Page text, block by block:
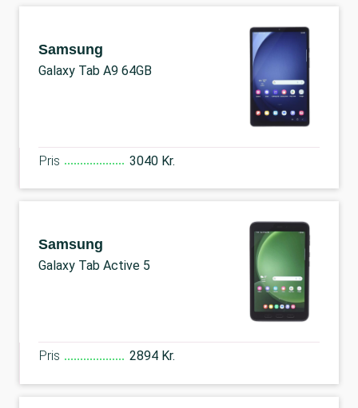
Samsung
Galaxy Tab A9 64GB
Pris 3040 Kr.
Samsung
Galaxy Tab Active 5
Pris 2894 Kr.